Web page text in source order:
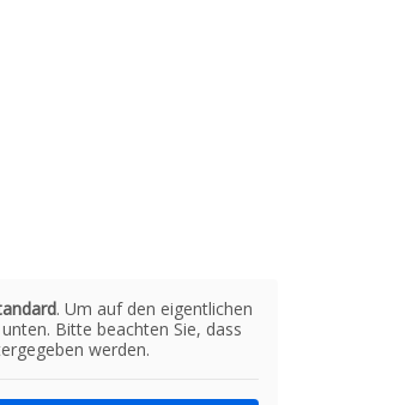
. Um auf den eigentlichen
Bitte beachten Sie, dass
werden.